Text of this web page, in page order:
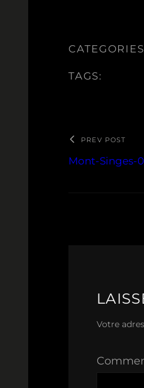
TAGS:
PREV POST
Mont-Singes-
Votre